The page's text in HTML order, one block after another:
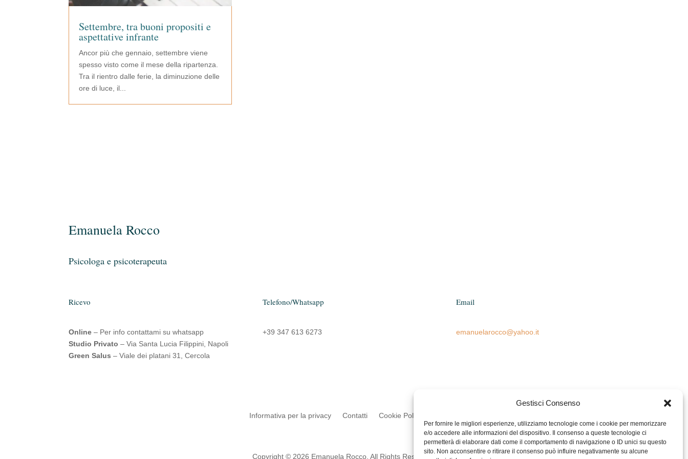
Gestisci Consenso
Per fornire le migliori esperienze, utilizziamo tecnologie come i cookie per memorizzare
e/o accedere alle informazioni del dispositivo. Il consenso a queste tecnologie ci
permetterà di elaborare dati come il comportamento di navigazione o ID unici su questo
sito. Non acconsentire o ritirare il consenso può influire negativamente su alcune
Settembre, tra buoni propositi e
aspettative infrante
Ancor più che gennaio, settembre viene
spesso visto come il mese della ripartenza.
Tra il rientro dalle ferie, la diminuzione delle
ore di luce, il...
Emanuela Rocco
Psicologa e psicoterapeuta
Ricevo
Online – Per info contattami su whatsapp
Studio Privato – Via Santa Lucia Filippini, Napoli
Green Salus – Viale dei platani 31, Cercola
Telefono/Whatsapp
+39 347 613 6273
Email
emanuelarocco@yahoo.it
Informativa per la privacy Contatti Cookie Policy (UE)
Copyright © 2026 Emanuela Rocco. All Rights Reserved.